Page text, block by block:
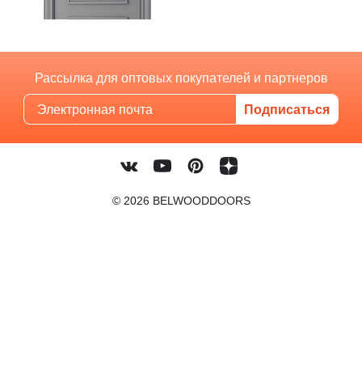
Рассылка для оптовых покупателей и партнеров
© 2026 BELWOODDOORS